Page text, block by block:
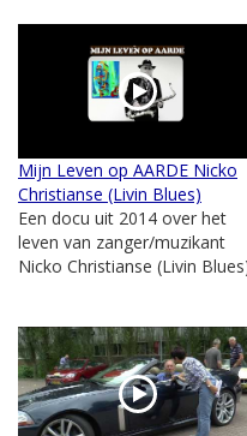
Mijn Leven op AARDE Nicko
Christianse (Livin Blues)
Een docu uit 2014 over het
leven van zanger/muzikant
Nicko Christianse (Livin